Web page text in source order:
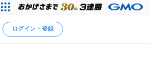
ログイン・登録